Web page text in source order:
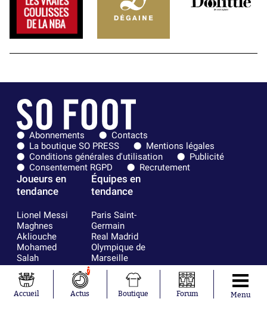
Abonnements
Contacts
La boutique SO PRESS
Mentions légales
Conditions générales d'utilisation
Publicité
Consentement RGPD
Recrutement
Joueurs en
tendance
Lionel Messi
Maghnes
Akliouche
Mohamed
Salah
Neymar
Julián Álvarez
Ferrán Torres
Kilian Corredor
Équipes en
tendance
Paris Saint-
Germain
Real Madrid
Olympique de
Marseille
FIFA
FC Barcelone
Argentine
Olympique
Accueil
7
Actus Boutique Forum Menu